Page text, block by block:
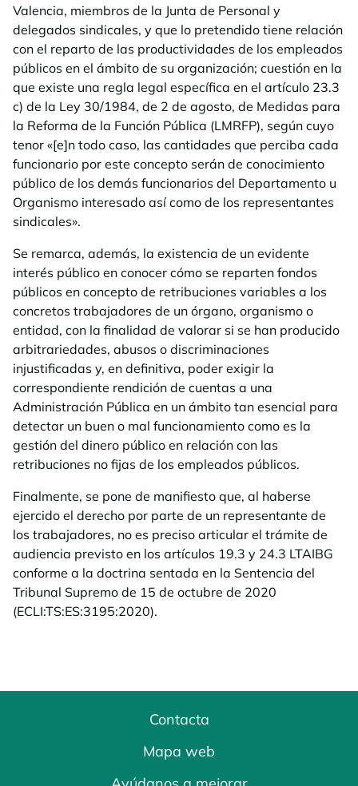
Valencia, miembros de la Junta de Personal y
delegados sindicales, y que lo pretendido tiene relación
con el reparto de las productividades de los empleados
públicos en el ámbito de su organización; cuestión en la
que existe una regla legal específica en el artículo 23.3
c) de la Ley 30/1984, de 2 de agosto, de Medidas para
la Reforma de la Función Pública (LMRFP), según cuyo
tenor «[e]n todo caso, las cantidades que perciba cada
funcionario por este concepto serán de conocimiento
público de los demás funcionarios del Departamento u
Organismo interesado así como de los representantes
sindicales».
Se remarca, además, la existencia de un evidente
interés público en conocer cómo se reparten fondos
públicos en concepto de retribuciones variables a los
concretos trabajadores de un órgano, organismo o
entidad, con la finalidad de valorar si se han producido
arbitrariedades, abusos o discriminaciones
injustificadas y, en definitiva, poder exigir la
correspondiente rendición de cuentas a una
Administración Pública en un ámbito tan esencial para
detectar un buen o mal funcionamiento como es la
gestión del dinero público en relación con las
retribuciones no fijas de los empleados públicos.
Finalmente, se pone de manifiesto que, al haberse
ejercido el derecho por parte de un representante de
los trabajadores, no es preciso articular el trámite de
audiencia previsto en los artículos 19.3 y 24.3 LTAIBG
conforme a la doctrina sentada en la Sentencia del
Tribunal Supremo de 15 de octubre de 2020
(ECLI:TS:ES:3195:2020).
Contacta
Mapa web